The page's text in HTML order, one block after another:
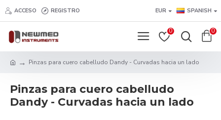
ACCESO REGISTRO EUR SPANISH
0 0
Pinzas para cuero cabelludo Dandy - Curvadas hacia un lado
Pinzas para cuero cabelludo
Dandy - Curvadas hacia un lado